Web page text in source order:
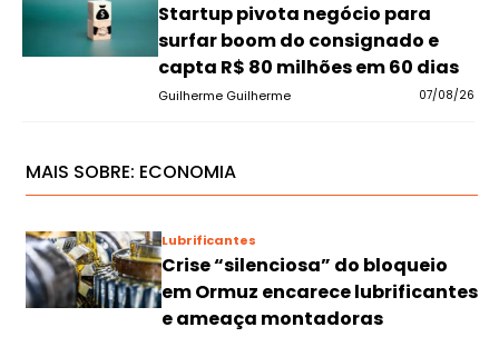
Startup pivota negócio para
surfar boom do consignado e
capta R$ 80 milhões em 60 dias
Guilherme Guilherme 07/08/26
MAIS SOBRE: ECONOMIA
Lubrificantes
Crise “silenciosa” do bloqueio
em Ormuz encarece lubrificantes
e ameaça montadoras